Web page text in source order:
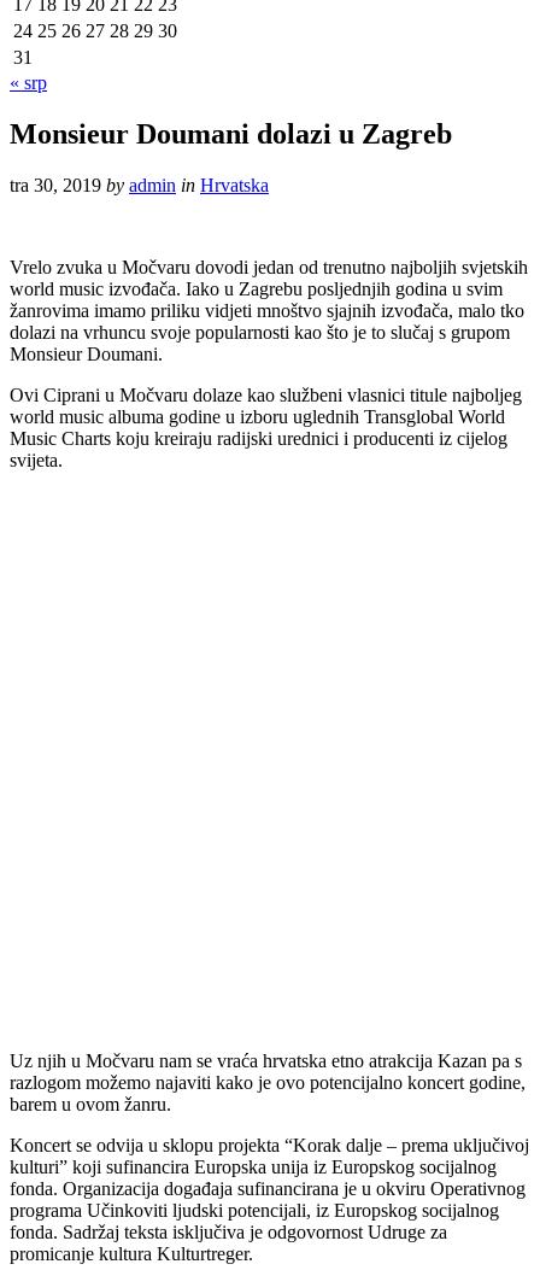
24 25 26 27 28 29 30
31
« srp
Monsieur Doumani dolazi u Zagreb
tra 30, 2019 by admin in Hrvatska
Vrelo zvuka u Močvaru dovodi jedan od trenutno najboljih svjetskih
world music izvođača. Iako u Zagrebu posljednjih godina u svim
žanrovima imamo priliku vidjeti mnoštvo sjajnih izvođača, malo tko
dolazi na vrhuncu svoje popularnosti kao što je to slučaj s grupom
Monsieur Doumani.
Ovi Ciprani u Močvaru dolaze kao službeni vlasnici titule najboljeg
world music albuma godine u izboru uglednih Transglobal World
Music Charts koju kreiraju radijski urednici i producenti iz cijelog
svijeta.
Uz njih u Močvaru nam se vraća hrvatska etno atrakcija Kazan pa s
razlogom možemo najaviti kako je ovo potencijalno koncert godine,
barem u ovom žanru.
Koncert se odvija u sklopu projekta “Korak dalje – prema uključivoj
kulturi” koji sufinancira Europska unija iz Europskog socijalnog
fonda. Organizacija događaja sufinancirana je u okviru Operativnog
programa Učinkoviti ljudski potencijali, iz Europskog socijalnog
fonda. Sadržaj teksta isključiva je odgovornost Udruge za
promicanje kultura Kulturtreger.